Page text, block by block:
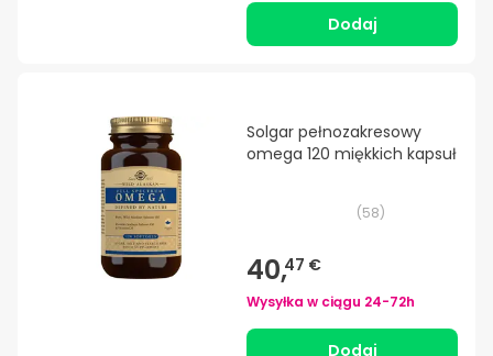
Dodaj
Solgar pełnozakresowy
omega 120 miękkich kapsuł
(58)
40,47 €
Wysyłka w ciągu 24-72h
Dodaj